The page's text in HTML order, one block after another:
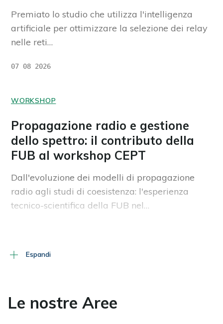
Premiato lo studio che utilizza l'intelligenza
artificiale per ottimizzare la selezione dei relay
nelle reti…
07 08 2026
WORKSHOP
Propagazione radio e gestione
dello spettro: il contributo della
FUB al workshop CEPT
Dall'evoluzione dei modelli di propagazione
radio agli studi di coesistenza: l'esperienza
tecnico-scientifica della FUB nel…
generazione: la FUB porta le
Espandi
Le nostre Aree